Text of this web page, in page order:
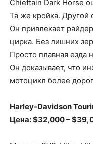
Chieftain Dark Horse
Та же кройка. Другой
Он привлекает
цирка. Без лишних
Просто плавная езда
Он доказывает, что
мотоцикл более
Harley-Davidson
Цена: $32,000 –